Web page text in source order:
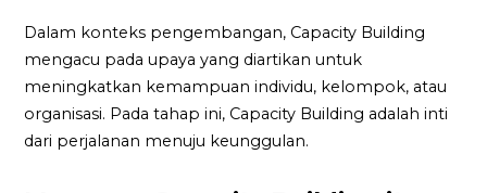
Dalam konteks pengembangan, Capacity Building
mengacu pada upaya yang diartikan untuk
meningkatkan kemampuan individu, kelompok, atau
organisasi. Pada tahap ini, Capacity Building adalah inti
dari perjalanan menuju keunggulan.